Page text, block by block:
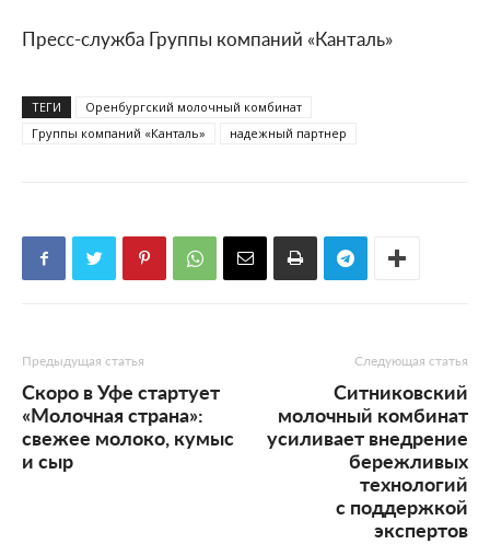
Пресс-служба Группы компаний «Канталь»
ТЕГИ
Оренбургский молочный комбинат
Группы компаний «Канталь»
надежный партнер
Предыдущая статья
Скоро в Уфе стартует
«Молочная страна»:
свежее молоко, кумыс
и сыр
Следующая статья
Ситниковский
молочный комбинат
усиливает внедрение
бережливых
технологий
с поддержкой
экспертов